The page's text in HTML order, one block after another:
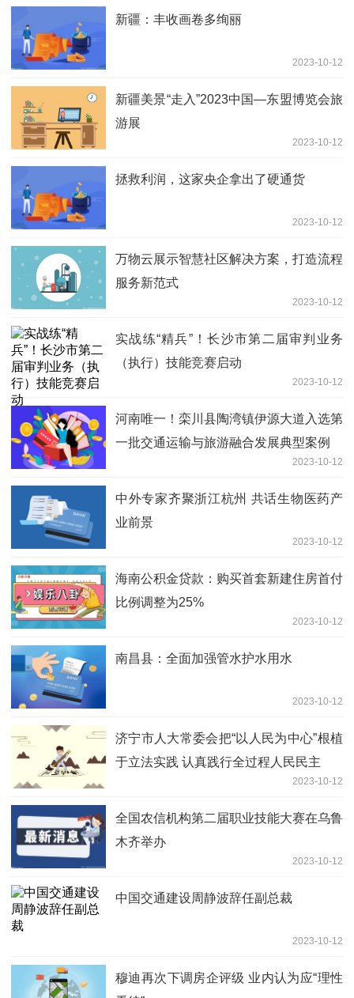
新疆：丰收画卷多绚丽
2023-10-12
新疆美景“走入”2023中国—东盟博览会旅
游展
2023-10-12
拯救利润，这家央企拿出了硬通货
2023-10-12
万物云展示智慧社区解决方案，打造流程
服务新范式
2023-10-12
实战练“精兵”！长沙市第二届审判业务
（执行）技能竞赛启动
2023-10-12
河南唯一！栾川县陶湾镇伊源大道入选第
一批交通运输与旅游融合发展典型案例
2023-10-12
中外专家齐聚浙江杭州 共话生物医药产
业前景
2023-10-12
海南公积金贷款：购买首套新建住房首付
比例调整为25%
2023-10-12
南昌县：全面加强管水护水用水
2023-10-12
济宁市人大常委会把“以人民为中心”根植
于立法实践 认真践行全过程人民民主
2023-10-12
全国农信机构第二届职业技能大赛在乌鲁
木齐举办
2023-10-12
中国交通建设周静波辞任副总裁
2023-10-12
穆迪再次下调房企评级 业内认为应“理性